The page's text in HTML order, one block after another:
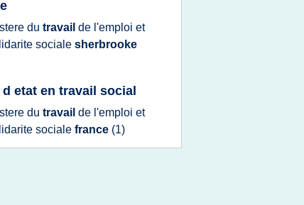
du travail de l'emploi et
sociale sherbrooke
d etat en travail social
du travail de l'emploi et
sociale france (1)